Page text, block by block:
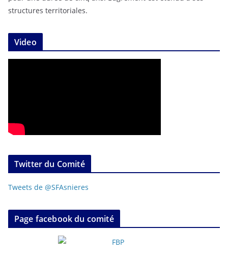
structures territoriales.
Video
Twitter du Comité
Tweets de @SFAsnieres
Page facebook du comité